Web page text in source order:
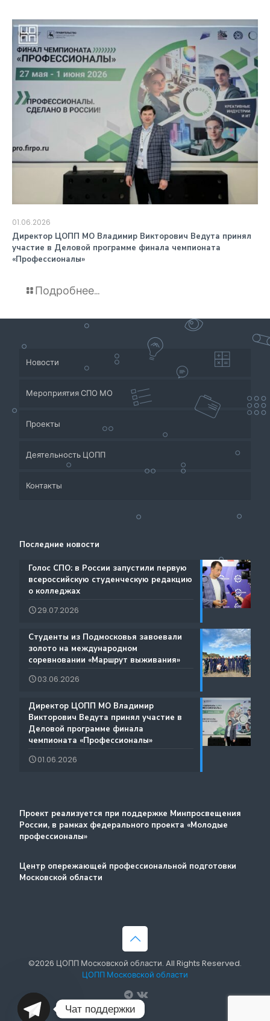
01.06.2026
️Директор ЦОПП МО Владимир Викторович Ведута принял
участие в Деловой программе финала чемпионата
«Профессионалы»
Подробнее...
Новости
Мероприятия СПО МО
Проекты
Приёмная кампания
Система СПО Московской области
Аналитический отдел содействия трудоустройству
Каталог образовательных программ
Международная деятельность
Региональный проект по Профориентации
Дополнительные образовательные услуги
Методический портал
Деятельность ЦОПП
Банк партнеров
Центр содействия занятости учащейся молодежи и
Документы
Истории Успеха
Благодарности
Фестиваль профессий «Путь навыков»
Атлас доступных профессий для лиц с
интеллектуальными нарушениями
Контакты
Ресурсы ЦОПП МО
Последние новости
️Голос СПО: в России запустили первую
всероссийскую студенческую редакцию
о колледжах
29.07.2026
️Студенты из Подмосковья завоевали
золото на международном
соревновании «Маршрут выживания»
03.06.2026
️Директор ЦОПП МО Владимир
Викторович Ведута принял участие в
Деловой программе финала
чемпионата «Профессионалы»
01.06.2026
Проект реализуется при поддержке Минпросвещения
России, в рамках федерального проекта «Молодые
профессионалы»
Центр опережающей профессиональной подготовки
Московской области
©2026 ЦОПП Московской области. All Rights Reserved.
ЦОПП Московской области
Чат поддержки